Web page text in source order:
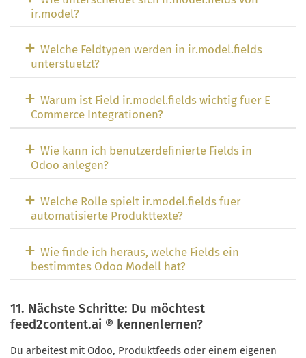
ir.model?
Welche Feldtypen werden in ir.model.fields
unterstuetzt?
Warum ist Field ir.model.fields wichtig fuer E
Commerce Integrationen?
Wie kann ich benutzerdefinierte Fields in
Odoo anlegen?
Welche Rolle spielt ir.model.fields fuer
automatisierte Produkttexte?
Wie finde ich heraus, welche Fields ein
bestimmtes Odoo Modell hat?
11. Nächste Schritte: Du möchtest
feed2content.ai ® kennenlernen?
Du arbeitest mit Odoo, Produktfeeds oder einem eigenen